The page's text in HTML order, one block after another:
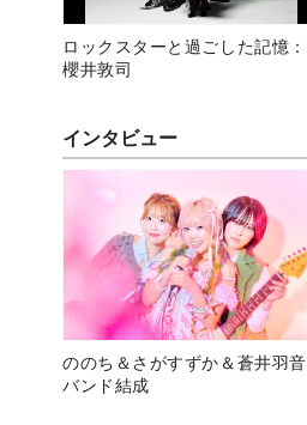
ロックスターと過ごした記憶：
櫻井敦司
インタビュー
ののち＆さがすずか＆蒼井羽音
バンド結成